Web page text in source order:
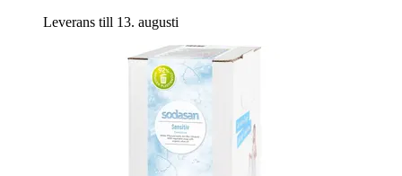
Leverans till 13. augusti